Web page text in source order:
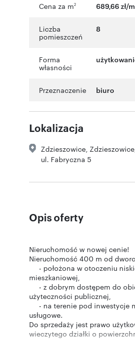
Cena za m2 689,66 zł/m
Liczba
pomieszczeń
8
Forma
własności
Przeznaczenie biuro
Lokalizacja
Zdzieszowice Zdzieszowice
ul. Fabryczna 5
Opis oferty
Nieruchomość w nowej cenie!
Nieruchomość 400 m od
- położona w otoczeniu
mieszkaniowej,
- z dobrym dostępem do
użyteczności publicznej,
- na terenie pod inwestycje
usługowe.
Do sprzedaży jest prawo
wieczytego działki o